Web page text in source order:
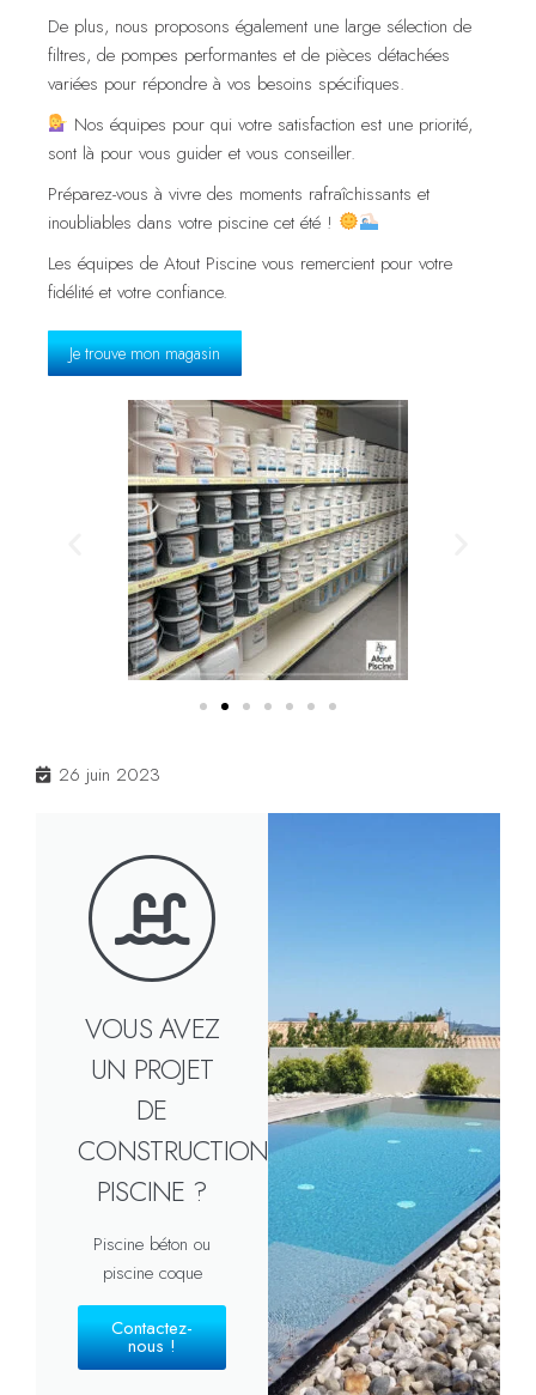
De plus, nous proposons également une large sélection de
filtres, de pompes performantes et de pièces détachées
variées pour répondre à vos besoins spécifiques.
Nos équipes pour qui votre satisfaction est une priorité,
sont là pour vous guider et vous conseiller.
Préparez-vous à vivre des moments rafraîchissants et
inoubliables dans votre piscine cet été !
Les équipes de Atout Piscine vous remercient pour votre
fidélité et votre confiance.
Je trouve mon magasin
26 juin 2023
VOUS AVEZ
UN PROJET
DE
CONSTRUCTION
PISCINE ?
Piscine béton ou
piscine coque
Contactez-
nous !